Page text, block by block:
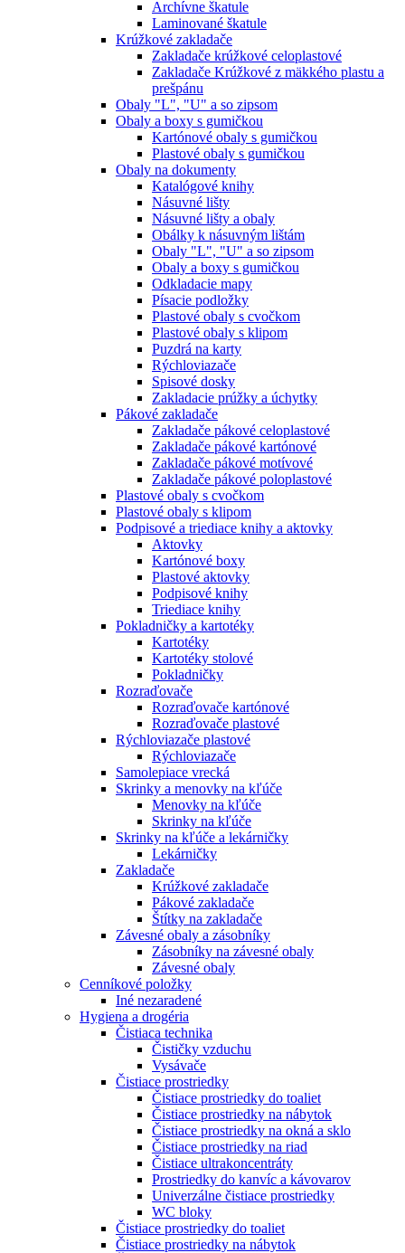
Archívne škatule
Laminované škatule
Krúžkové zakladače
Zakladače krúžkové celoplastové
Zakladače Krúžkové z mäkkého plastu a
prešpánu
Obaly "L", "U" a so zipsom
Obaly a boxy s gumičkou
Kartónové obaly s gumičkou
Plastové obaly s gumičkou
Obaly na dokumenty
Katalógové knihy
Násuvné lišty
Násuvné lišty a obaly
Obálky k násuvným lištám
Obaly "L", "U" a so zipsom
Obaly a boxy s gumičkou
Odkladacie mapy
Písacie podložky
Plastové obaly s cvočkom
Plastové obaly s klipom
Puzdrá na karty
Rýchloviazače
Spisové dosky
Zakladacie prúžky a úchytky
Pákové zakladače
Zakladače pákové celoplastové
Zakladače pákové kartónové
Zakladače pákové motívové
Zakladače pákové poloplastové
Plastové obaly s cvočkom
Plastové obaly s klipom
Podpisové a triediace knihy a aktovky
Aktovky
Kartónové boxy
Plastové aktovky
Podpisové knihy
Triediace knihy
Pokladničky a kartotéky
Kartotéky
Kartotéky stolové
Pokladničky
Rozraďovače
Rozraďovače kartónové
Rozraďovače plastové
Rýchloviazače plastové
Rýchloviazače
Samolepiace vrecká
Skrinky a menovky na kľúče
Menovky na kľúče
Skrinky na kľúče
Skrinky na kľúče a lekárničky
Lekárničky
Zakladače
Krúžkové zakladače
Pákové zakladače
Štítky na zakladače
Závesné obaly a zásobníky
Zásobníky na závesné obaly
Závesné obaly
Cenníkové položky
Iné nezaradené
Hygiena a drogéria
Čistiaca technika
Čističky vzduchu
Vysávače
Čistiace prostriedky
Čistiace prostriedky do toaliet
Čistiace prostriedky na nábytok
Čistiace prostriedky na okná a sklo
Čistiace prostriedky na riad
Čistiace ultrakoncentráty
Prostriedky do kanvíc a kávovarov
Univerzálne čistiace prostriedky
WC bloky
Čistiace prostriedky do toaliet
Čistiace prostriedky na nábytok